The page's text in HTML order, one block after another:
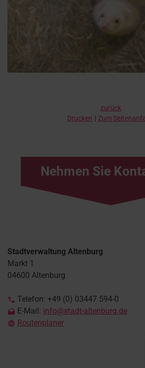
zurück
Drucken
Zum
Nehmen Sie
Stadtverwaltung Altenburg
Markt 1
04600 Altenburg
 Telefon: +49 (0) 03447 594-0
 E-Mail: info@stadt-altenburg.de
 Routenplaner